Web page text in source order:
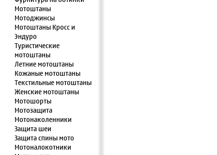
Мотоштаны
Мотоджинсы
Мотоштаны Кросс и
Эндуро
Туристические
мотоштаны
Летние мотоштаны
Кожаные мотоштаны
Текстильные мотоштаны
Женские мотоштаны
Мотошорты
Мотозащита
Мотонаколенники
Защита шеи
Защита спины мото
Мотоналокотники